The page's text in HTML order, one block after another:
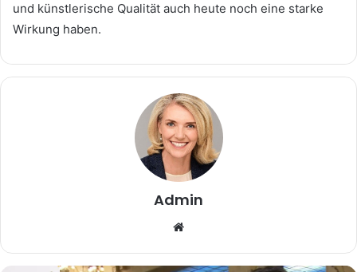
und künstlerische Qualität auch heute noch eine starke
Wirkung haben.
Admin